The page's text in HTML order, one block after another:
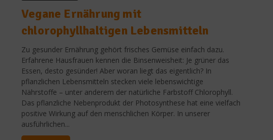
Vegane Ernährung mit
chlorophyllhaltigen Lebensmitteln
Zu gesunder Ernährung gehört frisches Gemüse einfach dazu.
Erfahrene Hausfrauen kennen die Binsenweisheit: Je grüner das
Essen, desto gesünder! Aber woran liegt das eigentlich? In
pflanzlichen Lebensmitteln stecken viele lebenswichtige
Nährstoffe – unter anderem der natürliche Farbstoff Chlorophyll.
Das pflanzliche Nebenprodukt der Photosynthese hat eine vielfach
positive Wirkung auf den menschlichen Körper. In unserer
ausführlichen...